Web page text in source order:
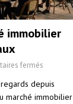
immobilier
fermés
depuis
marché immobilier